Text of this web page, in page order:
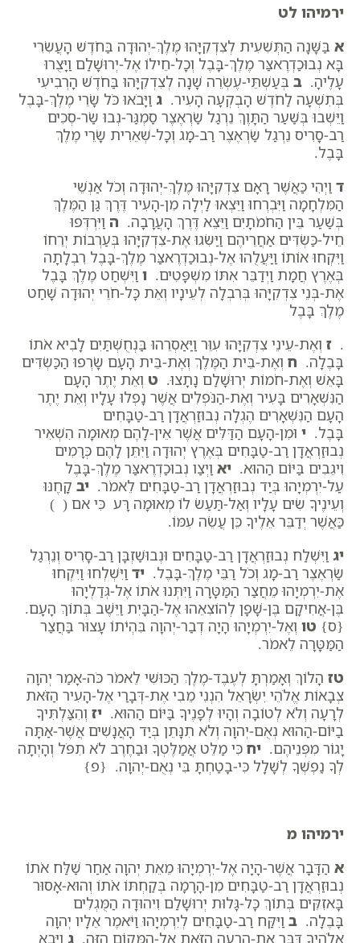
ירמיהו לט
א בַּשָּׁנָה הַתְּשִׁעִית לְצִדְקִיָּהוּ מֶלֶךְ-יְהוּדָה בַּחֹדֶשׁ הָעֲשִׂרִי
בָּא נְבוּכַדְרֶאצַּר מֶלֶךְ-בָּבֶל וְכָל-חֵילוֹ אֶל-יְרוּשָׁלִַם וַיָּצֻרוּ
עָלֶיהָ. ב בְּעַשְׁתֵּי-עֶשְׂרֵה שָׁנָה לְצִדְקִיָּהוּ בַּחֹדֶשׁ הָרְבִיעִי
בְּתִשְׁעָה לַחֹדֶשׁ הָבְקְעָה הָעִיר. ג וַיָּבֹאוּ כֹּל שָׂרֵי מֶלֶךְ-בָּבֶל
וַיֵּשְׁבוּ בְּשַׁעַר הַתָּוֶךְ נֵרְגַל שַׂרְאֶצֶר סַמְגַּר-נְבוּ שַׂר-סְכִים
רַב-סָרִיס נֵרְגַל שַׂרְאֶצֶר רַב-מָג וְכָל-שְׁאֵרִית שָׂרֵי מֶלֶךְ
בָּבֶל.
ד וַיְהִי כַּאֲשֶׁר רָאָם צִדְקִיָּהוּ מֶלֶךְ-יְהוּדָה וְכֹל אַנְשֵׁי
הַמִּלְחָמָה וַיִּבְרְחוּ וַיֵּצְאוּ לַיְלָה מִן-הָעִיר דֶּרֶךְ גַּן הַמֶּלֶךְ
בְּשַׁעַר בֵּין הַחֹמֹתָיִם וַיֵּצֵא דֶּרֶךְ הָעֲרָבָה. ה וַיִּרְדְּפוּ
חֵיל-כַּשְׂדִּים אַחֲרֵיהֶם וַיַּשִּׂגוּ אֶת-צִדְקִיָּהוּ בְּעַרְבוֹת יְרֵחוֹ
וַיִּקְחוּ אוֹתוֹ וַיַּעֲלֻהוּ אֶל-נְבוּכַדְרֶאצַּר מֶלֶךְ-בָּבֶל רִבְלָתָה
בְּאֶרֶץ חֲמָת וַיְדַבֵּר אִתּוֹ מִשְׁפָּטִים. ו וַיִּשְׁחַט מֶלֶךְ בָּבֶל
אֶת-בְּנֵי צִדְקִיָּהוּ בְּרִבְלָה לְעֵינָיו וְאֵת כָּל-חֹרֵי יְהוּדָה שָׁחַט
מֶלֶךְ בָּבֶל
. ז וְאֶת-עֵינֵי צִדְקִיָּהוּ עִוֵּר וַיַּאַסְרֵהוּ בַּנְחֻשְׁתַּיִם לָבִיא אֹתוֹ
בָּבֶלָה. ח וְאֶת-בֵּית הַמֶּלֶךְ וְאֶת-בֵּית הָעָם שָׂרְפוּ הַכַּשְׂדִּים
בָּאֵשׁ וְאֶת-חֹמוֹת יְרוּשָׁלִַם נָתָצוּ. ט וְאֵת יֶתֶר הָעָם
הַנִּשְׁאָרִים בָּעִיר וְאֶת-הַנֹּפְלִים אֲשֶׁר נָפְלוּ עָלָיו וְאֵת יֶתֶר
הָעָם הַנִּשְׁאָרִים הֶגְלָה נְבוּזַרְאֲדָן רַב-טַבָּחִים
בָּבֶל. י וּמִן-הָעָם הַדַּלִּים אֲשֶׁר אֵין-לָהֶם מְאוּמָה הִשְׁאִיר
נְבוּזַרְאֲדָן רַב-טַבָּחִים בְּאֶרֶץ יְהוּדָה וַיִּתֵּן לָהֶם כְּרָמִים
וִיגֵבִים בַּיּוֹם הַהוּא. יא וַיְצַו נְבוּכַדְרֶאצַּר מֶלֶךְ-בָּבֶל
עַל-יִרְמְיָהוּ בְּיַד נְבוּזַרְאֲדָן רַב-טַבָּחִים לֵאמֹר. יב קָחֶנּוּ
וְעֵינֶיךָ שִׂים עָלָיו וְאַל-תַּעַשׂ לוֹ מְאוּמָה רָּע כִּי אם ( )
כַּאֲשֶׁר יְדַבֵּר אֵלֶיךָ כֵּן עֲשֵׂה עִמּוֹ.
יג וַיִּשְׁלַח נְבוּזַרְאֲדָן רַב-טַבָּחִים וּנְבוּשַׁזְבָּן רַב-סָרִיס וְנֵרְגַל
שַׂרְאֶצֶר רַב-מָג וְכֹל רַבֵּי מֶלֶךְ-בָּבֶל. יד וַיִּשְׁלְחוּ וַיִּקְחוּ
אֶת-יִרְמְיָהוּ מֵחֲצַר הַמַּטָּרָה וַיִּתְּנוּ אֹתוֹ אֶל-גְּדַלְיָהוּ
בֶּן-אֲחִיקָם בֶּן-שָׁפָן לְהוֹצִאֵהוּ אֶל-הַבָּיִת וַיֵּשֶׁב בְּתוֹךְ הָעָם.
{ס} טו וְאֶל-יִרְמְיָהוּ הָיָה דְבַר-יְהוָה בִּהְיֹתוֹ עָצוּר בַּחֲצַר
הַמַּטָּרָה לֵאמֹר.
טז הָלוֹךְ וְאָמַרְתָּ לְעֶבֶד-מֶלֶךְ הַכּוּשִׁי לֵאמֹר כֹּה-אָמַר יְהוָה
צְבָאוֹת אֱלֹהֵי יִשְׂרָאֵל הִנְנִי מֵבִי אֶת-דְּבָרַי אֶל-הָעִיר הַזֹּאת
לְרָעָה וְלֹא לְטוֹבָה וְהָיוּ לְפָנֶיךָ בַּיּוֹם הַהוּא. יז וְהִצַּלְתִּיךָ
בַיּוֹם-הַהוּא נְאֻם-יְהוָה וְלֹא תִנָּתֵן בְּיַד הָאֲנָשִׁים אֲשֶׁר-אַתָּה
יָגוֹר מִפְּנֵיהֶם. יח כִּי מַלֵּט אֲמַלֶּטְךָ וּבַחֶרֶב לֹא תִפֹּל וְהָיְתָה
לְךָ נַפְשְׁךָ לְשָׁלָל כִּי-בָטַחְתָּ בִּי נְאֻם-יְהוָה. {פ}
ירמיהו מ
א הַדָּבָר אֲשֶׁר-הָיָה אֶל-יִרְמְיָהוּ מֵאֵת יְהוָה אַחַר שַׁלַּח אֹתוֹ
נְבוּזַרְאֲדָן רַב-טַבָּחִים מִן-הָרָמָה בְּקַחְתּוֹ אֹתוֹ וְהוּא-אָסוּר
בָּאזִקִּים בְּתוֹךְ כָּל-גָּלוּת יְרוּשָׁלִַם וִיהוּדָה הַמֻּגְלִים
בָּבֶלָה. ב וַיִּקַּח רַב-טַבָּחִים לְיִרְמְיָהוּ וַיֹּאמֶר אֵלָיו יְהוָה
אֱלֹהֶיךָ דִּבֶּר אֶת-הָרָעָה הַזֹּאת אֶל-הַמָּקוֹם הַזֶּה. ג וַיָּבֵא